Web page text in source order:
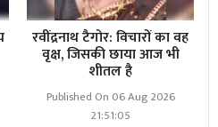
रवींद्रनाथ टैगोर: विचारों का वह
वृक्ष, जिसकी छाया आज भी
शीतल है
Published On 06 Aug 2026
21:51:05